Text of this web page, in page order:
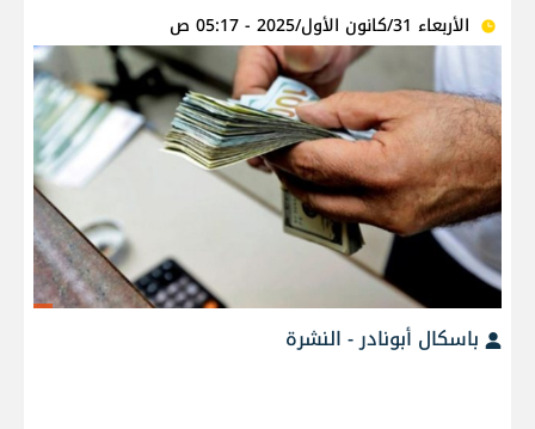
الأربعاء 31/كانون الأول/2025 - 05:17 ص
باسكال أبونادر - النشرة